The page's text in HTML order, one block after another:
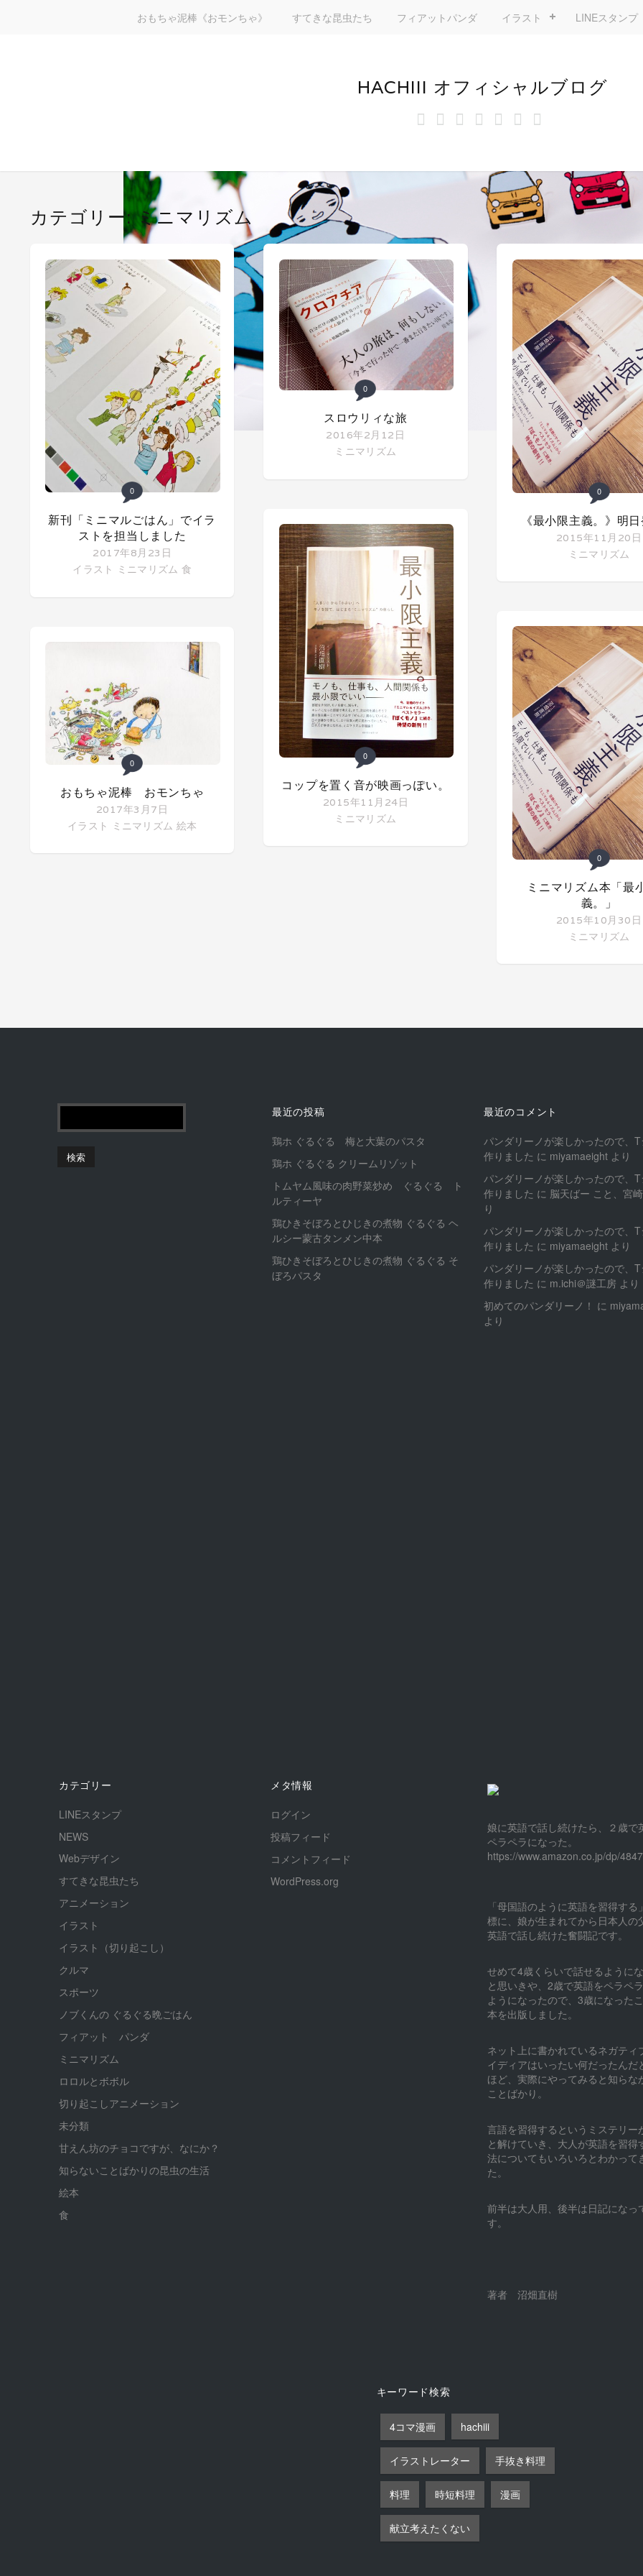
おもちゃ泥棒《おモンちゃ》 すてきな昆虫たち フィアットパンダ イラスト LINEスタンプ
HACHIII オフィシャルブログ
ゃ
モ
ち
ゃ》
な
ち
ッ ト
LINE
リ
ズ
ム
て
カテゴリー:ミニマリズム
0
新刊「ミニマルごはん」でイラ
ストを担当しました
2017年8月23日
イラスト ミニマリズム 食
0
おもちゃ泥棒 おモンちゃ
2017年3月7日
イラスト ミニマリズム 絵本
0
スロウリィな旅
2016年2月12日
ミニマリズム
0
コップを置く音が映画っぽい。
2015年11月24日
ミニマリズム
0
《最小限主義。》明
2015年11月20日
ミニマリズム
0
ミニマリズム本「最
義。」
2015年10月30日
ミニマリズム
最近の投稿
鶏ホ ぐるぐる 梅と大葉のパスタ
鶏ホ ぐるぐる クリームリゾット
トムヤム風味の肉野菜炒め ぐるぐる ト
ルティーヤ
鶏ひきそぼろとひじきの煮物 ぐるぐる ヘ
ルシー蒙古タンメン中本
鶏ひきそぼろとひじきの煮物 ぐるぐる そ
ぼろパスタ
最近のコメント
パンダリーノが楽しかったので、
作りました に miyamaeight より
パンダリーノが楽しかったので、
作りました に 脳天ばー こと、宮
り
パンダリーノが楽しかったので、
作りました に miyamaeight より
パンダリーノが楽しかったので、
作りました に m.ichi＠謎工房 より
初めてのパンダリーノ！ に
より
カテゴリー
LINEスタンプ
NEWS
Webデザイン
すてきな昆虫たち
アニメーション
イラスト
イラスト（切り起こし）
クルマ
スポーツ
ノブくんの ぐるぐる晩ごはん
フィアット パンダ
ミニマリズム
ロロルとボボル
切り起こしアニメーション
未分類
甘えん坊のチョコですが、なにか？
知らないことばかりの昆虫の生活
絵本
食
メタ情報
ログイン
投稿フィード
コメントフィード
WordPress.org
娘に英語で話し続けたら、２歳で
ペラペラになった。
https://www.amazon.co.jp/dp/
「母国語のように英語を習得する
標に、娘が生まれてから日本人の
英語で話し続けた奮闘記です。
せめて4歳くらいで話せるように
と思いきや、2歳で英語をペラペ
ようになったので、3歳になった
本を出版しました。
ネット上に書かれているネガティ
イディアはいったい何だったんだ
ほど、実際にやってみると知らな
ことばかり。
言語を習得するというミステリー
と解けていき、大人が英語を習得
法についてもいろいろとわかって
た。
前半は大人用、後半は日記になっ
す。
著者 沼畑直樹
キーワード検索
4コマ漫画 hachiii
イラストレーター 手抜き料理
料理 時短料理 漫画
献立考えたくない